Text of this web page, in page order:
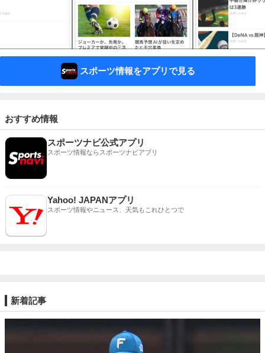
スポーツ情報をアプリで見る
おすすめ情報
スポーツナビ公式アプリ
スポーツ情報ならスポーツナビアプリ
Yahoo! JAPANアプリ
スポーツ情報やニュース、天気もこれひとつで
新着記事